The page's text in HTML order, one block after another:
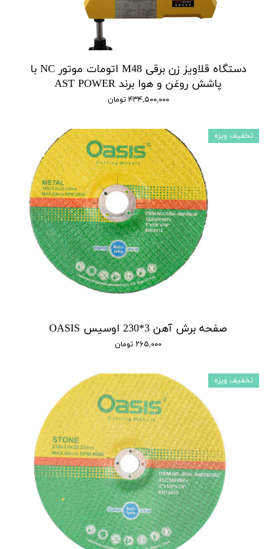
دستگاه قلاویز زن برقی M48 اتومات موتور NC با
پاشش روغن و هوا برند AST POWER
۴۳۴,۵۰۰,۰۰۰ تومان
صفحه برش آهن 3*230 اوسیس OASIS
۲۶۵,۰۰۰ تومان
تخفیف ویزه
تخفیف ویزه